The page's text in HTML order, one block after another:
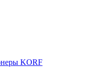
KORF